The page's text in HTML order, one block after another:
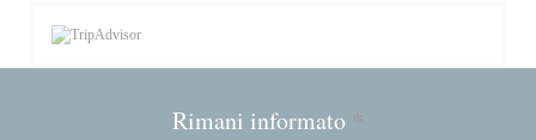
Rimani informato *